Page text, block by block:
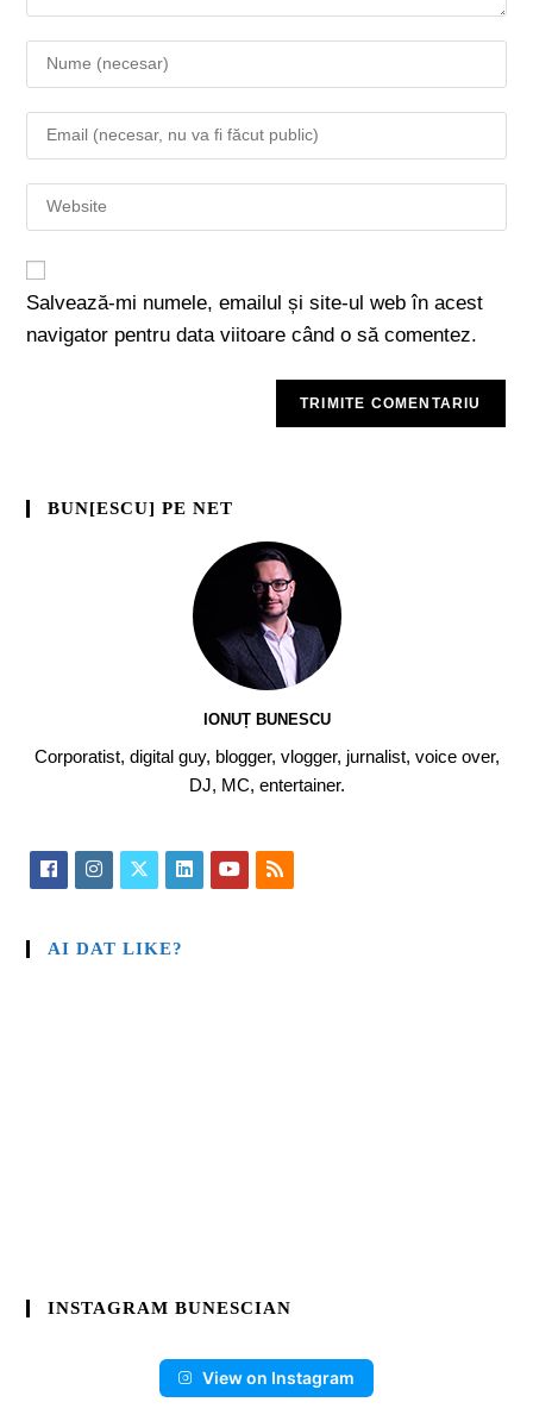
Salvează-mi numele, emailul și site-ul web în acest
navigator pentru data viitoare când o să comentez.
BUN[ESCU] PE NET
IONUȚ BUNESCU
Corporatist, digital guy, blogger, vlogger, jurnalist, voice over,
DJ, MC, entertainer.
AI DAT LIKE?
INSTAGRAM BUNESCIAN
View on Instagram